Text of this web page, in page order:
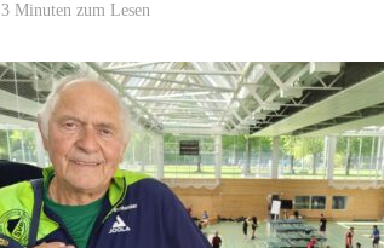
3 Minuten zum Lesen